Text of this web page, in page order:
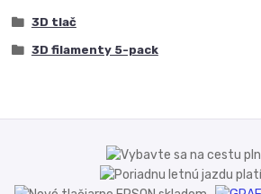
3D tlač
3D filamenty 5-pack